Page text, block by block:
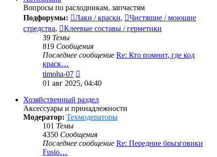
Вопросы по расходникам, запчастям
Подфорумы:
Лаки / краски,
Чистящие / моющие
стредства,
Клеевые составы / герметики
39 Темы
819 Сообщения
Последнее сообщение Re: Кто помнит, где код
краск…
timoha-07
сообщению
01 авг 2025, 04:40
Хозяйственный раздел
Аксессуары и принадлежности
Модератор: Техмодераторы
101 Темы
4350 Сообщения
Последнее сообщение Re: Передние брызговики
Fusio…